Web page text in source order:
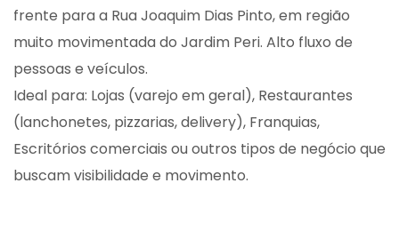
frente para a Rua Joaquim Dias Pinto, em região
muito movimentada do Jardim Peri. Alto fluxo de
pessoas e veículos.
Ideal para: Lojas (varejo em geral), Restaurantes
(lanchonetes, pizzarias, delivery), Franquias,
Escritórios comerciais ou outros tipos de negócio que
buscam visibilidade e movimento.